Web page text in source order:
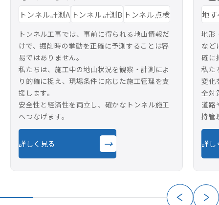
トンネル計測A トンネル計測B トンネル点検
トンネル工事では、事前に得られる地山情報だ
けで、掘削時の挙動を正確に予測することは容
易ではありません。
私たちは、施工中の地山状況を観察・計測によ
り的確に捉え、現場条件に応じた施工管理を支
援します。
安全性と経済性を両立し、確かなトンネル施工
へつなげます。
詳しく見る →
地
地形
など
確に
私た
変化
全対
道路
持管
詳し